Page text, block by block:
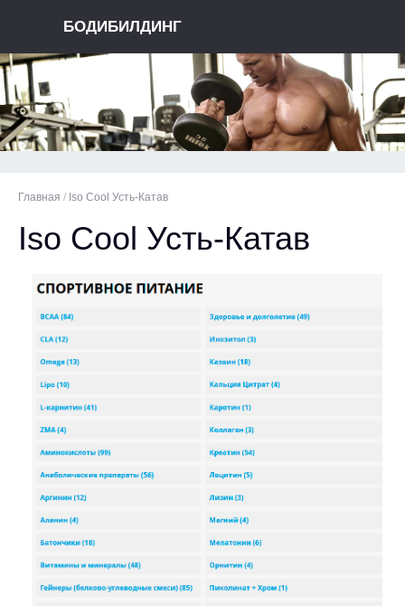
БОДИБИЛДИНГ
Главная / Iso Cool Усть-Катав
Iso Cool Усть-Катав